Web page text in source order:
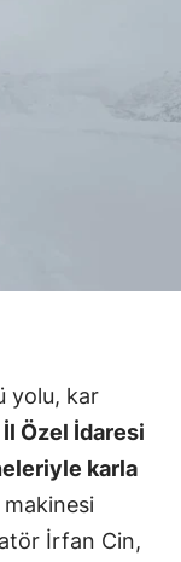
yolu, kar
İl Özel İdaresi
karla
İrfan Cin,